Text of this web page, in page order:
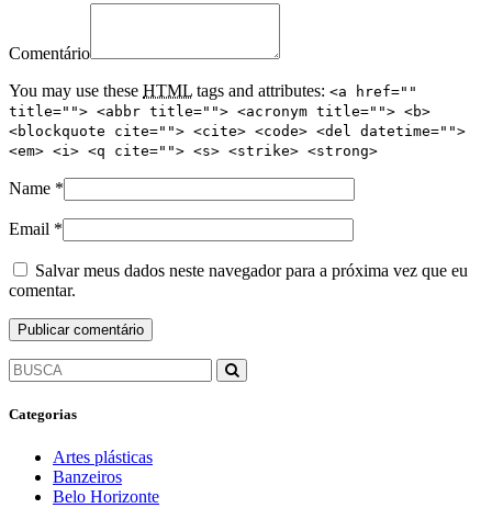
Comentário
You may use these HTML tags and attributes: <a href=""
title=""> <abbr title=""> <acronym title=""> <b>
<blockquote cite=""> <cite> <code> <del datetime="">
<em> <i> <q cite=""> <s> <strike> <strong>
Name *
Email *
Salvar meus dados neste navegador para a próxima vez que eu
comentar.
Categorias
Artes plásticas
Banzeiros
Belo Horizonte